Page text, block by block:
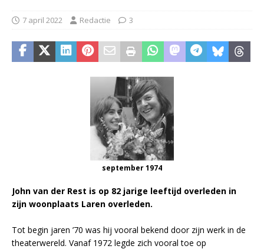
7 april 2022 Redactie 3
september 1974
John van der Rest is op 82 jarige leeftijd overleden in
zijn woonplaats Laren overleden.
Tot begin jaren ’70 was hij vooral bekend door zijn werk in de
theaterwereld. Vanaf 1972 legde zich vooral toe op